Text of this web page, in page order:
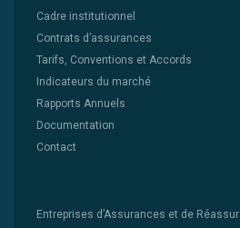
Cadre institutionnel
Contrats d’assurances
Tarifs, Conventions et Accords
Indicateurs du marché
Rapports Annuels
Documentation
Contact
Entreprises d’Assurances et de